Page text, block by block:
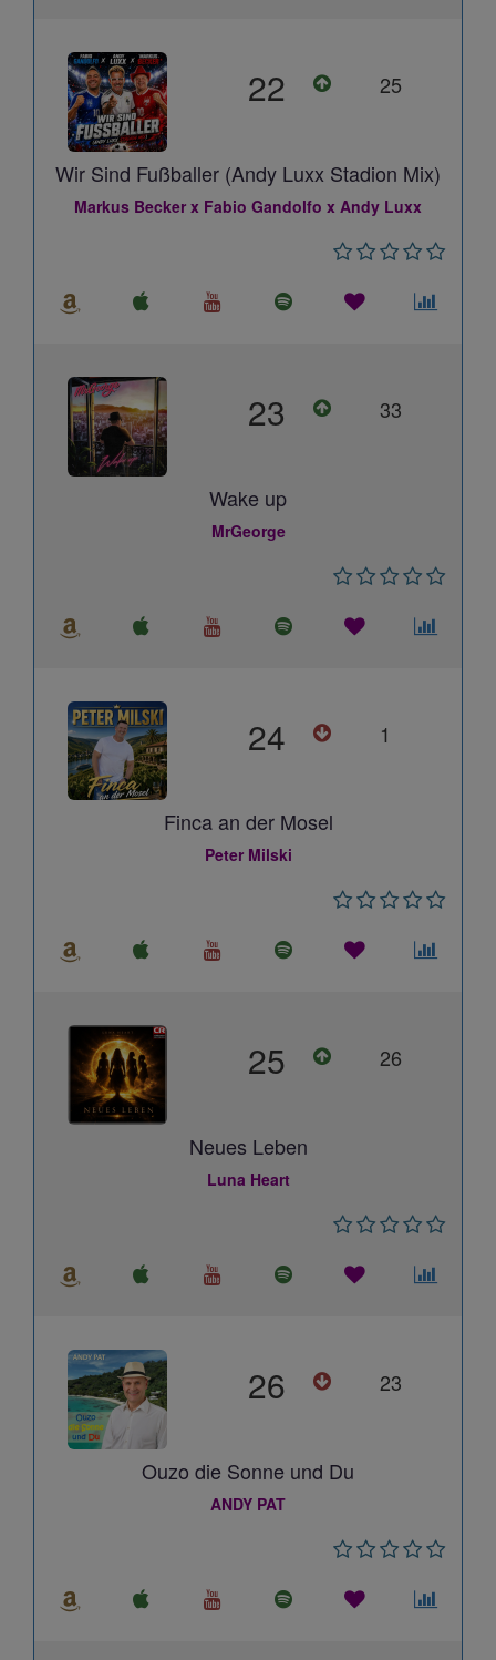
22 25
Wir Sind Fußballer (Andy Luxx Stadion Mix)
Markus Becker x Fabio Gandolfo x Andy Luxx
23 33
Wake up
MrGeorge
24 1
Finca an der Mosel
Peter Milski
25 26
Neues Leben
Luna Heart
26 23
Ouzo die Sonne und Du
ANDY PAT